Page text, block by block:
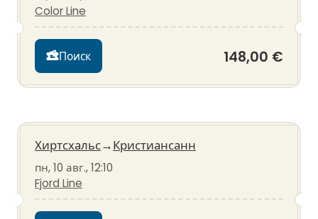
Color Line
Поиск 148,00 €
Хиртсхальс→Кристиансанн
пн, 10 авг., 12:10
Fjord Line